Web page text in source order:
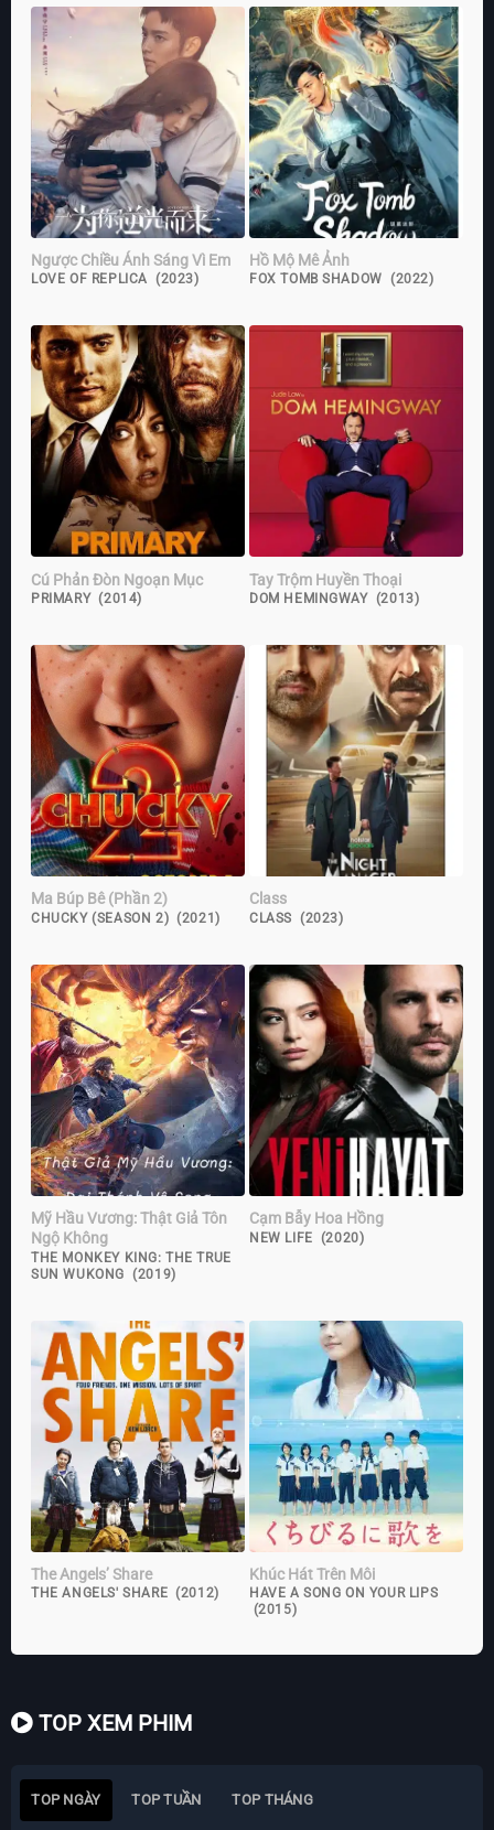
Ngược Chiều Ánh Sáng Vì Em
LOVE OF REPLICA (2023)
Hồ Mộ Mê Ảnh
FOX TOMB SHADOW (2022)
Cú Phản Đòn Ngoạn Mục
PRIMARY (2014)
Tay Trộm Huyền Thoại
DOM HEMINGWAY (2013)
Ma Búp Bê (Phần 2)
CHUCKY (SEASON 2) (2021)
Class
CLASS (2023)
Mỹ Hầu Vương: Thật Giả Tôn
Ngộ Không
THE MONKEY KING: THE TRUE
SUN WUKONG (2019)
Cạm Bẫy Hoa Hồng
NEW LIFE (2020)
The Angels’ Share
THE ANGELS' SHARE (2012)
Khúc Hát Trên Môi
HAVE A SONG ON YOUR LIPS
(2015)
TOP XEM PHIM
TOP NGÀY TOP TUẦN TOP THÁNG